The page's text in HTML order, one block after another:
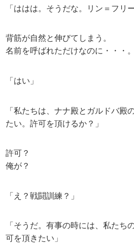
「ははは。そうだな。リン＝フリ
背筋が自然と伸びてしまう。
名前を呼ばれただけなのに・・・。
「はい」
「私たちは、ナナ殿とガルドバ殿
たい。許可を頂けるか？」
許可？
俺が？
「え？戦闘訓練？」
「そうだ。有事の時には、私たち
可を頂きたい」